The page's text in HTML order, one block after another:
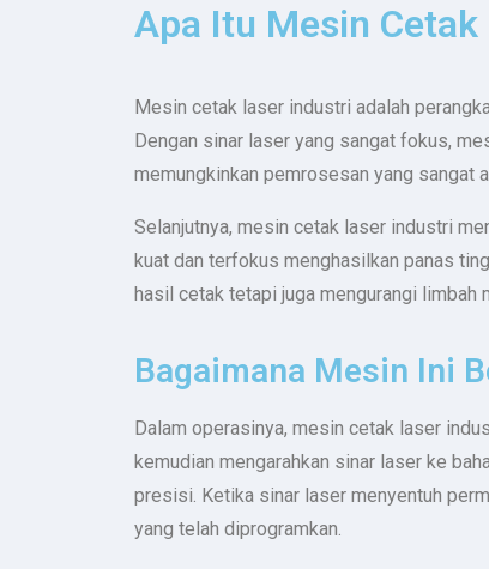
Apa Itu Mesin
Mesin cetak laser industri adalah
Dengan sinar laser yang sangat fokus,
memungkinkan pemrosesan yang sangat
Selanjutnya, mesin cetak laser industri
kuat dan terfokus menghasilkan panas
hasil cetak tetapi juga mengurangi
Bagaimana Mesin Ini
Dalam operasinya, mesin cetak laser
kemudian mengarahkan sinar laser ke
presisi. Ketika sinar laser menyentuh
yang telah diprogramkan.